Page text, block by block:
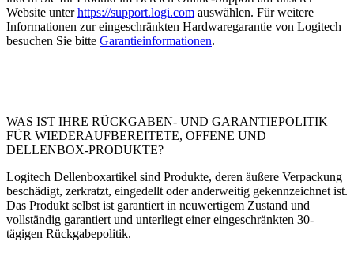
Website unterhttps://support.logi.com auswählen. Für weitere
Informationen zur eingeschränkten Hardwaregarantie von Logitech
besuchen Sie bitte Garantieinformationen.
WAS IST IHRE RÜCKGABEN- UND GARANTIEPOLITIK
FÜR WIEDERAUFBEREITETE, OFFENE UND
DELLENBOX-PRODUKTE?
Logitech Dellenboxartikel sind Produkte, deren äußere Verpackung
beschädigt, zerkratzt, eingedellt oder anderweitig gekennzeichnet ist.
Das Produkt selbst ist garantiert in neuwertigem Zustand und
vollständig garantiert und unterliegt einer eingeschränkten 30-
tägigen Rückgabepolitik.